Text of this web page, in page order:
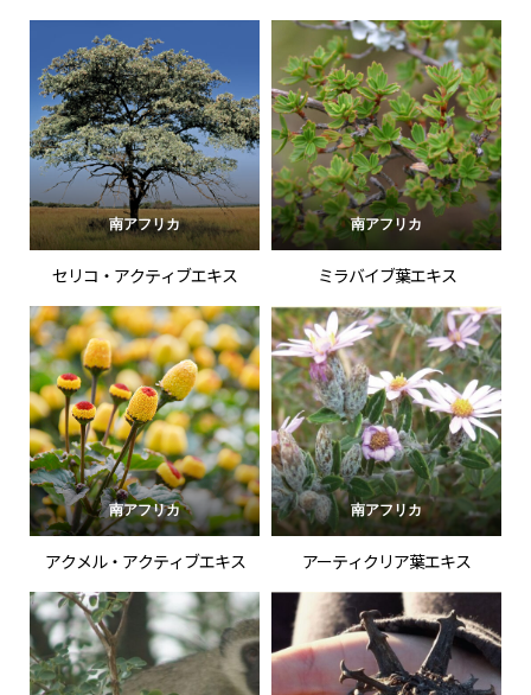
南アフリカ
セリコ・アクティブエキス
南アフリカ
ミラバイブ葉エキス
南アフリカ
アクメル・アクティブエキス
南アフリカ
アーティクリア葉エキス